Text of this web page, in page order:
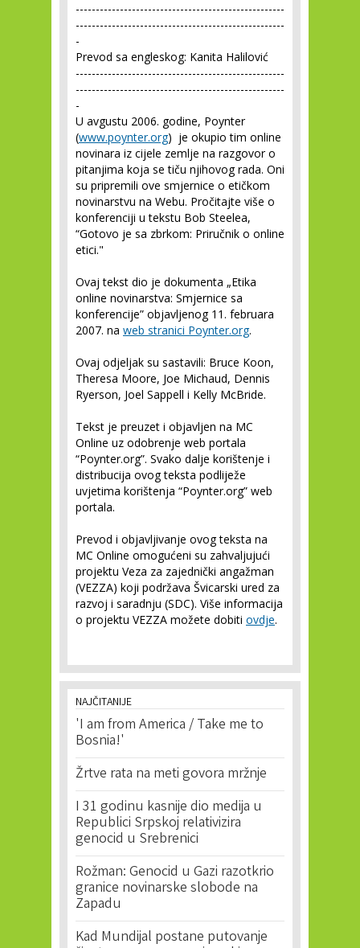
----------------------------------------------------
----------------------------------------------------
-
Prevod sa engleskog: Kanita Halilović
----------------------------------------------------
----------------------------------------------------
-
U avgustu 2006. godine, Poynter
(www.poynter.org) je okupio tim online
novinara iz cijele zemlje na razgovor o
pitanjima koja se tiču njihovog rada. Oni
su pripremili ove smjernice o etičkom
novinarstvu na Webu. Pročitajte više o
konferenciji u tekstu Bob Steelea,
“Gotovo je sa zbrkom: Priručnik o online
etici."
Ovaj tekst dio je dokumenta „Etika
online novinarstva: Smjernice sa
konferencije” objavljenog 11. februara
2007. na web stranici Poynter.org.
Ovaj odjeljak su sastavili: Bruce Koon,
Theresa Moore, Joe Michaud, Dennis
Ryerson, Joel Sappell i Kelly McBride.
Tekst je preuzet i objavljen na MC
Online uz odobrenje web portala
“Poynter.org”. Svako dalje korištenje i
distribucija ovog teksta podliježe
uvjetima korištenja “Poynter.org” web
portala.
Prevod i objavljivanje ovog teksta na
MC Online omogućeni su zahvaljujući
projektu Veza za zajednički angažman
(VEZZA) koji podržava Švicarski ured za
razvoj i saradnju (SDC). Više informacija
o projektu VEZZA možete dobiti ovdje.
NAJČITANIJE
'I am from America / Take me to
Bosnia!'
Žrtve rata na meti govora mržnje
I 31 godinu kasnije dio medija u
Republici Srpskoj relativizira
genocid u Srebrenici
Rožman: Genocid u Gazi razotkrio
granice novinarske slobode na
Zapadu
Kad Mundijal postane putovanje